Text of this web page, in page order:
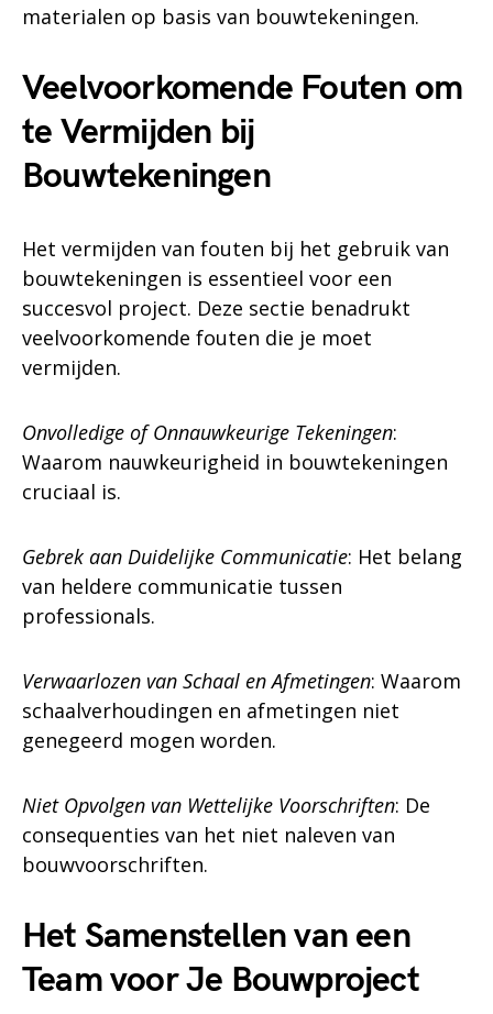
materialen op basis van bouwtekeningen.
Veelvoorkomende Fouten om
te Vermijden bij
Bouwtekeningen
Het vermijden van fouten bij het gebruik van
bouwtekeningen is essentieel voor een
succesvol project. Deze sectie benadrukt
veelvoorkomende fouten die je moet
vermijden.
Onvolledige of Onnauwkeurige Tekeningen:
Waarom nauwkeurigheid in bouwtekeningen
cruciaal is.
Gebrek aan Duidelijke Communicatie: Het belang
van heldere communicatie tussen
professionals.
Verwaarlozen van Schaal en Afmetingen: Waarom
schaalverhoudingen en afmetingen niet
genegeerd mogen worden.
Niet Opvolgen van Wettelijke Voorschriften: De
consequenties van het niet naleven van
bouwvoorschriften.
Het Samenstellen van een
Team voor Je Bouwproject